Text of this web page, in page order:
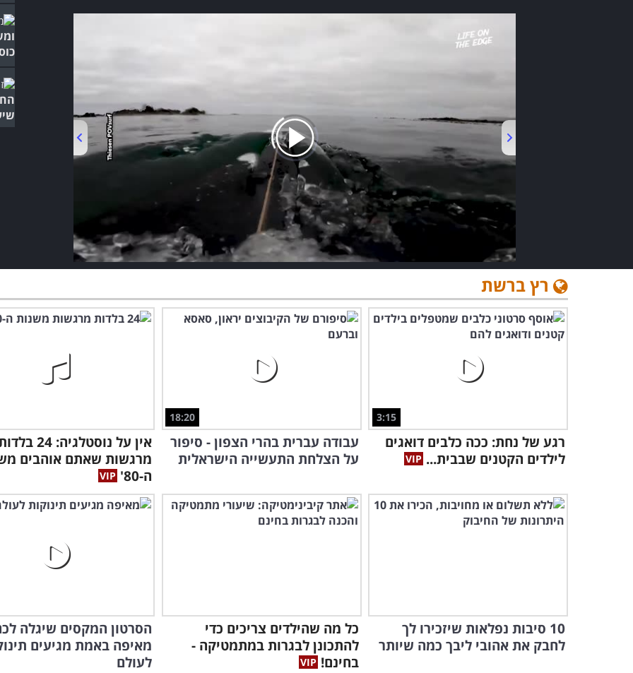
00:00/03:55
רץ ברשת
3:15
רגע של נחת: ככה כלבים דואגים
לילדים הקטנים שבבית...
18:20
עבודה עברית בהרי הצפון - סיפור
על הצלחת התעשייה הישראלית
אין על נוסטלגיה: 24
מרגשות שאתם אוהבים
ה-80'
10 סיבות נפלאות שיזכירו לך
לחבק את אהובי ליבך כמה שיותר
כל מה שהילדים צריכים כדי
להתכונן לבגרות במתמטיקה -
בחינם!
הסרטון המקסים שיגלה
מאיפה באמת מגיעים
לעולם